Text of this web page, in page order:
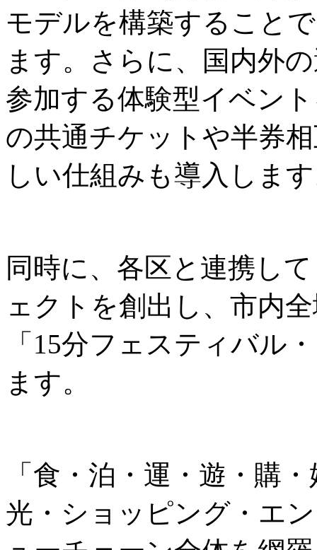
モデルを構築すること
ます。さらに、国内外
参加する体験型イベン
の共通チケットや半券
しい仕組みも導入しま
同時に、各区と連携し
ェクトを創出し、市内
「15分フェスティバル
ます。
「食・泊・運・遊・購
光・ショッピング・エ